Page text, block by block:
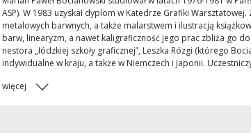
ASP). W 1983 uzyskał dyplom w Katedrze Grafiki
metalowych barwnych, a także malarstwem i ilustracją
barw, linearyzm, a nawet kaligraficzność jego prac zbliża go
nestora „łódzkiej szkoły graficznej”, Leszka Rózgi (którego
indywidualne w kraju, a także w Niemczech i Japonii.
więcej